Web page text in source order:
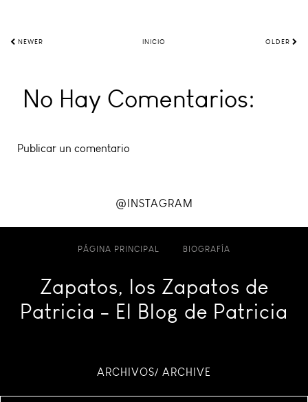
NEWER INICIO OLDER
No Hay Comentarios:
Publicar un comentario
@INSTAGRAM
PÁGINA PRINCIPAL BIOGRAFÍA
Zapatos, los Zapatos de
Patricia - El Blog de Patricia
ARCHIVOS/ ARCHIVE